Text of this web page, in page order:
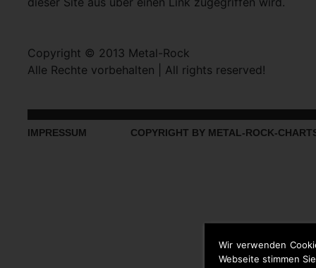
Wir verwenden
Webseite stimmen
Copyright © 2013 Metal-Rock
Alle Rechte vorbehalten | All rights reserved!
IMPRESSUM COPYRIGHT BY METAL-ROCK-